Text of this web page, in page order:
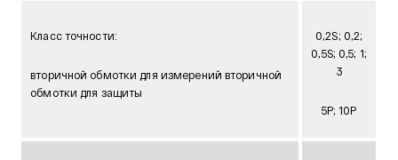
Класс точности:
вторичной обмотки для измерений вторичной
обмотки для защиты
0,2S; 0,2;
0,5S; 0,5; 1;
3
5Р; 10Р